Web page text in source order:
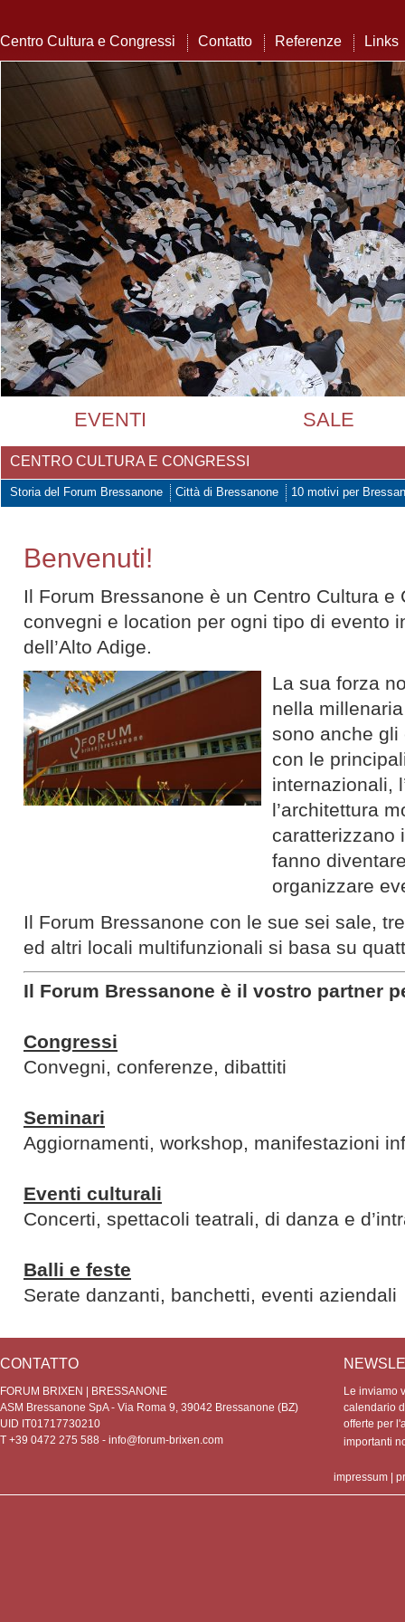
Centro Cultura e Congressi Contatto Referenze Links
EVENTI SALE
CENTRO CULTURA E CONGRESSI
Storia del Forum Bressanone Città di Bressanone 10 motivi per
Benvenuti!
Il Forum Bressanone è un Centro Cultura e
convegni e location per ogni tipo di evento
dell’Alto Adige.
La sua forza
nella
sono anche
con le
internazionali,
l’architettura
caratterizzano
fanno
organizzare
Il Forum Bressanone con le sue sei sale,
ed altri locali multifunzionali si basa su
Il Forum Bressanone è il vostro partner
Congressi
Convegni, conferenze, dibattiti
Seminari
Aggiornamenti, workshop, manifestazioni
Eventi culturali
Concerti, spettacoli teatrali, di danza e
Balli e feste
Serate danzanti, banchetti, eventi aziendali
CONTATTO
FORUM BRIXEN | BRESSANONE
ASM Bressanone SpA - Via Roma 9, 39042 Bressanone (BZ)
UID IT01717730210
T +39 0472 275 588 - info@forum-brixen.com
Le inviamo
calendario
offerte per
importanti
impressum